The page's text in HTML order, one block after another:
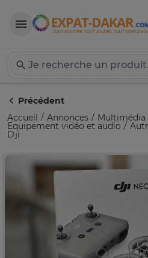
Expat-
Précédent
Accueil
Annonces Multimédia
Equipement vidéo et audio
Dji